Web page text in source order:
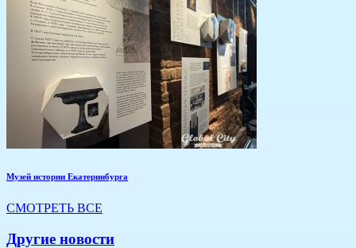
Музей истории Екатеринбурга
СМОТРЕТЬ ВСЕ
Другие новости